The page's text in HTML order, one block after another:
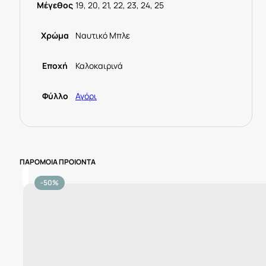
Μέγεθος 19, 20, 21, 22, 23, 24, 25
Χρώμα Ναυτικό Μπλε
Εποχή Καλοκαιρινά
Φύλλο Αγόρι
ΠΑΡΟΜΟΙΑ ΠΡΟΙΟΝΤΑ
-50%